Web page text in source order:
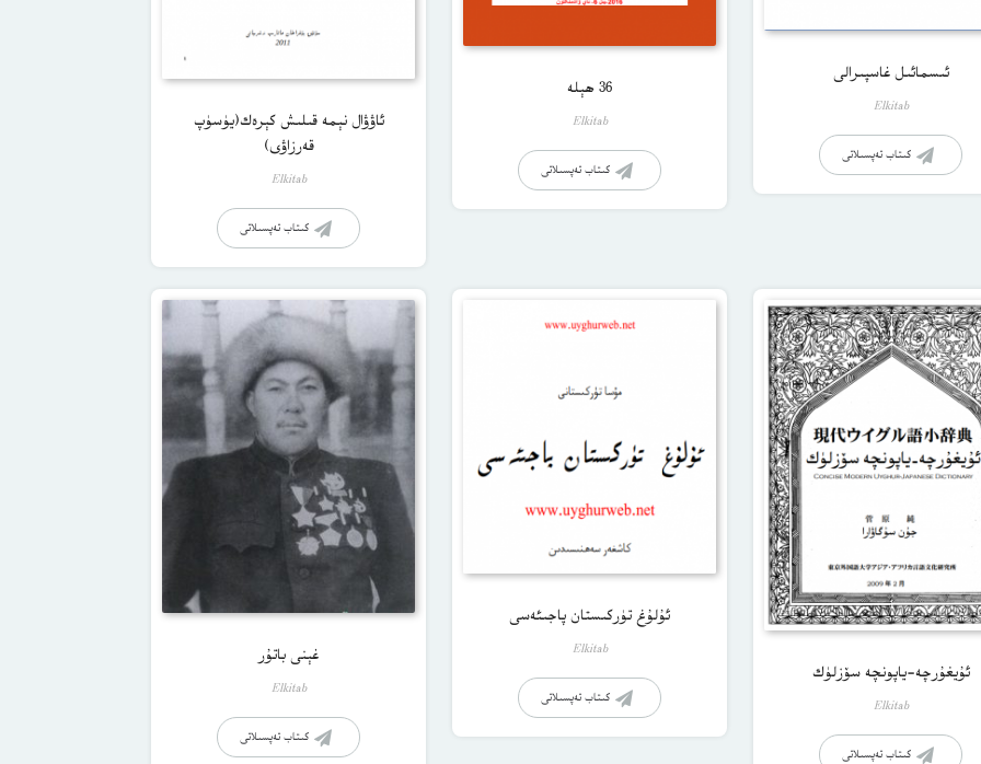
ئىسمائىل غاسپىرالى
Elkitab
كىتاب تەپسىلاتى
36 ھېلە
Elkitab
كىتاب تەپسىلاتى
ئاۋۋال نېمە قىلىش كېرەك(يۈسۈپ
قەرزاۋى)
Elkitab
كىتاب تەپسىلاتى
ئۇيغۇرچە-ياپونچە سۆزلۈك
Elkitab
كىتاب تەپسىلاتى
ئۇلۇغ تۈركىستان پاجىئەسى
Elkitab
كىتاب تەپسىلاتى
غېنى باتۇر
Elkitab
كىتاب تەپسىلاتى